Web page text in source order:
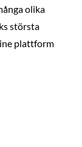
olika
största
plattform